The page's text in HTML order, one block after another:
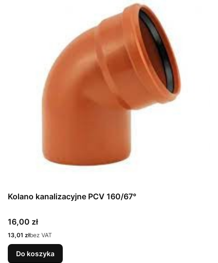
Kolano kanalizacyjne PCV 160/67°
Cena
16,00 zł
Cena
13,01 złbez VAT
Do koszyka